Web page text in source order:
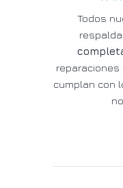
Todos
cumplan con